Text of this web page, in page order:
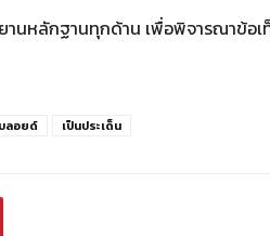
านหลักฐานทุกด้าน เพื่อพิจารณาข้อ
ลอยด์ เป็นประเด็น